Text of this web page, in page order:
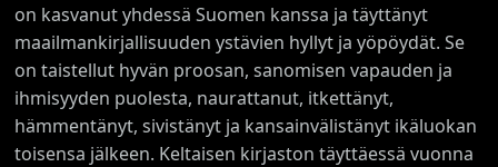
on kasvanut yhdessä Suomen kanssa ja täyttänyt
maailmankirjallisuuden ystävien hyllyt ja yöpöydät. Se
on taistellut hyvän proosan, sanomisen vapauden ja
ihmisyyden puolesta, naurattanut, itkettänyt,
hämmentänyt, sivistänyt ja kansainvälistänyt ikäluokan
toisensa jälkeen. Keltaisen kirjaston täyttäessä vuonna